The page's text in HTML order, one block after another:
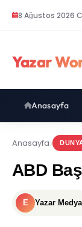
8 Ağustos 2026
Yazar
Anasayfa
Anasayfa
ABD
E Yazar Medya